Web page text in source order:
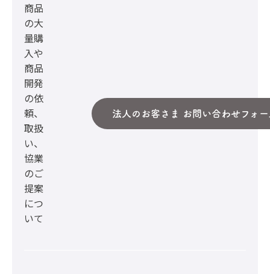
商品
の大
量購
入や
商品
開発
の依
頼、
取扱
い、
協業
のご
提案
につ
いて
法人のお客さま お問い合わせフォー